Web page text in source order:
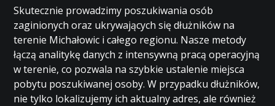
Skutecznie prowadzimy poszukiwania osób
zaginionych oraz ukrywających się dłużników na
terenie Michałowic i całego regionu. Nasze metody
łączą analitykę danych z intensywną pracą operacyjną
w terenie, co pozwala na szybkie ustalenie miejsca
pobytu poszukiwanej osoby. W przypadku dłużników,
nie tylko lokalizujemy ich aktualny adres, ale również